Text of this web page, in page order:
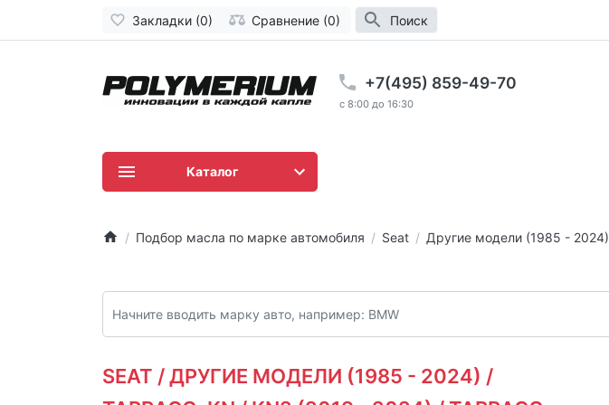
Закладки (0) Сравнение (0) Поиск
+7(495) 859-49-70
c 8:00 до 16:30
Каталог
Подбор масла по марке автомобиля Seat Другие модели (1985 - 2024)
SEAT / ДРУГИЕ МОДЕЛИ (1985 - 2024) /